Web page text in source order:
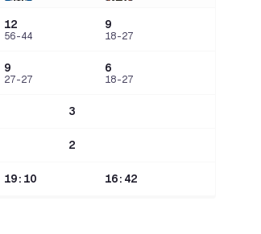
12
56-44
9
18-27
9
27-27
6
18-27
3
2
19:10 16:42